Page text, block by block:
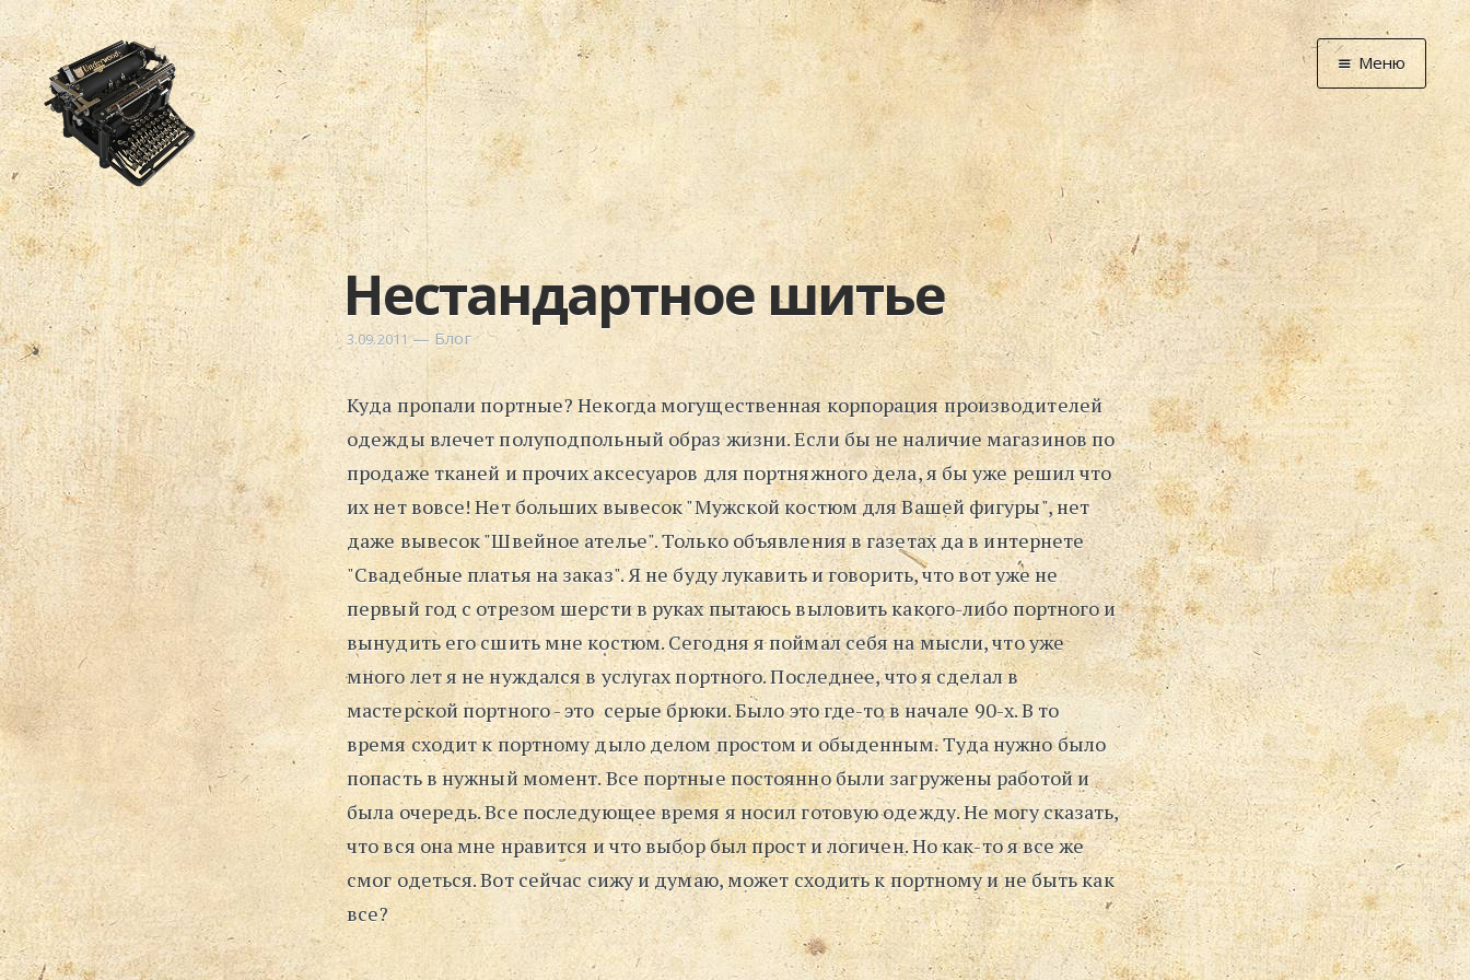
Главная
Новости
Графоманство
* Автотекст
*
* Хронограф
Арт-Рецензии
* Слушать
* Смотреть
* Читать
* По жизни
Блог
⋅
Поиск
Меню
Нестандартное шитье
3.09.2011 — Блог
Куда пропали портные? Некогда могущественная корпорация производителей
одежды влечет полуподпольный образ жизни. Если бы не наличие магазинов по
продаже тканей и прочих аксесуаров для портняжного дела, я бы уже решил что
их нет вовсе! Нет больших вывесок "Мужской костюм для Вашей фигуры", нет
даже вывесок "Швейное ателье". Только объявления в газетах да в интернете
"Свадебные платья на заказ". Я не буду лукавить и говорить, что вот уже не
первый год с отрезом шерсти в руках пытаюсь выловить какого-либо портного и
вынудить его сшить мне костюм. Сегодня я поймал себя на мысли, что уже
много лет я не нуждался в услугах портного. Последнее, что я сделал в
мастерской портного - это серые брюки. Было это где-то в начале 90-х. В то
время сходит к портному дыло делом простом и обыденным. Туда нужно было
попасть в нужный момент. Все портные постоянно были загружены работой и
была очередь. Все последующее время я носил готовую одежду. Не могу сказать,
что вся она мне нравится и что выбор был прост и логичен. Но как-то я все же
смог одеться. Вот сейчас сижу и думаю, может сходить к портному и не быть как
все?